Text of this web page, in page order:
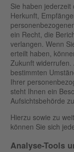
Sie haben
Herkunft,
ein Recht, die
verlangen. Wenn
erteilt haben,
Zukunft
bestimmten
Ihrer
steht Ihnen ein
Aufsichtsbehörde zu.
Hierzu sowie zu
können Sie sich
Analyse-Tools